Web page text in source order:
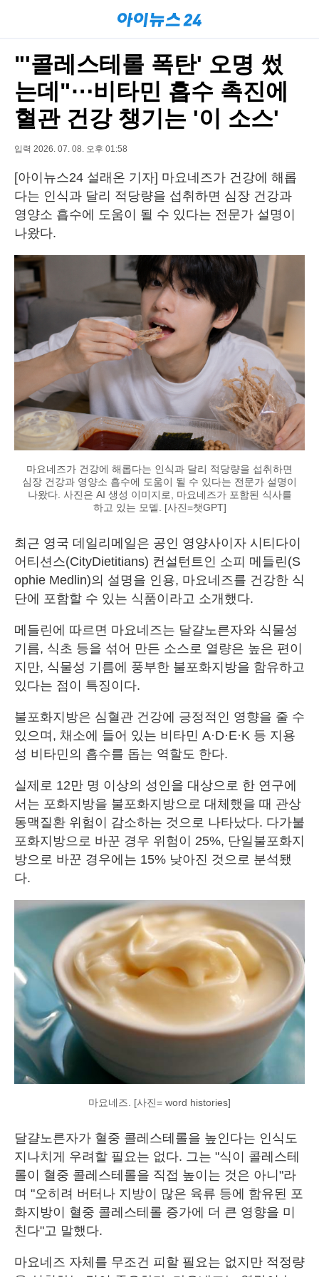
"'콜레스테롤 폭탄' 오명 썼
는데"⋯비타민 흡수 촉진에
혈관 건강 챙기는 '이 소스'
입력 2026. 07. 08. 오후 01:58
[아이뉴스24 설래온 기자] 마요네즈가 건강에 해롭
다는 인식과 달리 적당량을 섭취하면 심장 건강과
영양소 흡수에 도움이 될 수 있다는 전문가 설명이
나왔다.
마요네즈가 건강에 해롭다는 인식과 달리 적당량을 섭취하면
심장 건강과 영양소 흡수에 도움이 될 수 있다는 전문가 설명이
나왔다. 사진은 AI 생성 이미지로, 마요네즈가 포함된 식사를
하고 있는 모델. [사진=챗GPT]
최근 영국 데일리메일은 공인 영양사이자 시티다이
어티션스(CityDietitians) 컨설턴트인 소피 메들린(S
ophie Medlin)의 설명을 인용, 마요네즈를 건강한 식
단에 포함할 수 있는 식품이라고 소개했다.
메들린에 따르면 마요네즈는 달걀노른자와 식물성
기름, 식초 등을 섞어 만든 소스로 열량은 높은 편이
지만, 식물성 기름에 풍부한 불포화지방을 함유하고
있다는 점이 특징이다.
불포화지방은 심혈관 건강에 긍정적인 영향을 줄 수
있으며, 채소에 들어 있는 비타민 A·D·E·K 등 지용
성 비타민의 흡수를 돕는 역할도 한다.
실제로 12만 명 이상의 성인을 대상으로 한 연구에
서는 포화지방을 불포화지방으로 대체했을 때 관상
동맥질환 위험이 감소하는 것으로 나타났다. 다가불
포화지방으로 바꾼 경우 위험이 25%, 단일불포화지
방으로 바꾼 경우에는 15% 낮아진 것으로 분석됐
다.
마요네즈. [사진= word histories]
달걀노른자가 혈중 콜레스테롤을 높인다는 인식도
지나치게 우려할 필요는 없다. 그는 "식이 콜레스테
롤이 혈중 콜레스테롤을 직접 높이는 것은 아니"라
며 "오히려 버터나 지방이 많은 육류 등에 함유된 포
화지방이 혈중 콜레스테롤 증가에 더 큰 영향을 미
친다"고 말했다.
마요네즈 자체를 무조건 피할 필요는 없지만 적정량